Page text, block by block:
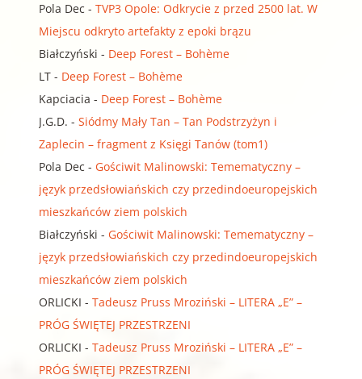
Pola Dec - TVP3 Opole: Odkrycie z przed 2500 lat. W
Miejscu odkryto artefakty z epoki brązu
Białczyński - Deep Forest – Bohème
LT- Deep Forest – Bohème
Kapciacia - Deep Forest – Bohème
J.G.D. - Siódmy Mały Tan – Tan Podstrzyżyn i
Zaplecin – fragment z Księgi Tanów (tom1)
Pola Dec - Gościwit Malinowski: Temematyczny –
język przedsłowiańskich czy przedindoeuropejskich
mieszkańców ziem polskich
Białczyński - Gościwit Malinowski: Temematyczny –
język przedsłowiańskich czy przedindoeuropejskich
mieszkańców ziem polskich
ORLICKI - Tadeusz Pruss Mroziński – LITERA „E” –
PRÓG ŚWIĘTEJ PRZESTRZENI
ORLICKI - Tadeusz Pruss Mroziński – LITERA „E” –
PRÓG ŚWIĘTEJ PRZESTRZENI